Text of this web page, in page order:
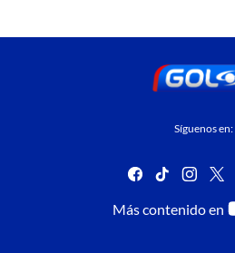
Síguenos en:
facebook
tiktok
Más contenido en